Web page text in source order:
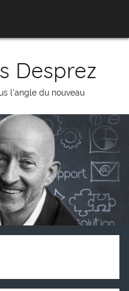
Desprez
l'angle du nouveau